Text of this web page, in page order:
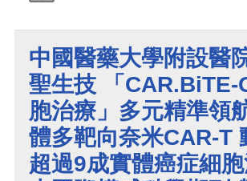
中國醫藥大學附設醫
聖生技 「CAR.BiTE-
胞治療」多元精準領
體多靶向奈米CAR-T
超過9成實體癌症細